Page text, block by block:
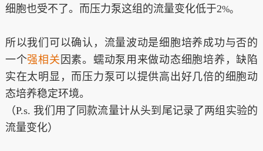
细胞也受不了。而压力泵这组的流量变化低于2%。
所以我们可以确认，流量波动是细胞培养成功与否的
一个强相关 因素。蠕动泵用来做动态细胞培养，缺陷
实在太明显，而压力泵可以提供高出好几倍的细胞动
态培养稳定环境。
（P.s. 我们用了同款流量计从头到尾记录了两组实验的
流量变化）